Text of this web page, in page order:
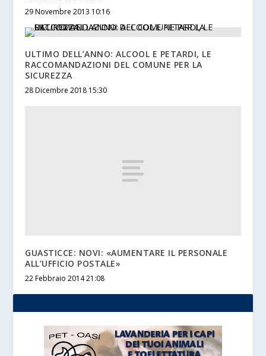
29 Novembre 2013 10:16
ULTIMO DELL’ANNO: ALCOOL E PETARDI, LE
RACCOMANDAZIONI DEL COMUNE PER LA
SICUREZZA
28 Dicembre 2018 15:30
GUASTICCE: NOVI: «AUMENTARE IL PERSONALE
ALL’UFFICIO POSTALE»
22 Febbraio 2014 21:08